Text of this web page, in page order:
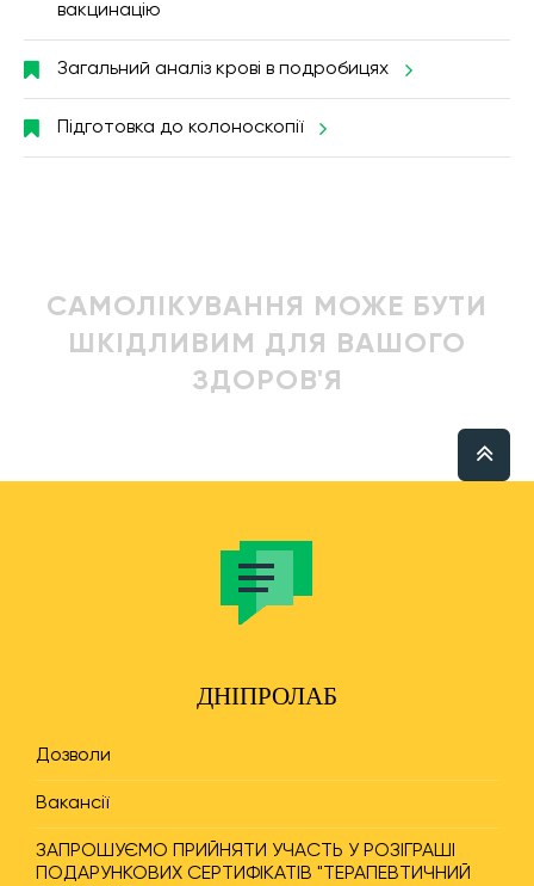
вакцинацію
Загальний аналіз крові в подробицях
Підготовка до колоноскопії
САМОЛІКУВАННЯ МОЖЕ БУТИ
ШКІДЛИВИМ ДЛЯ ВАШОГО
ЗДОРОВ'Я
ДНІПРОЛАБ
Дозволи
Вакансії
ЗАПРОШУЄМО ПРИЙНЯТИ УЧАСТЬ У РОЗІГРАШІ
ПОДАРУНКОВИХ СЕРТИФІКАТІВ "ТЕРАПЕВТИЧНИЙ